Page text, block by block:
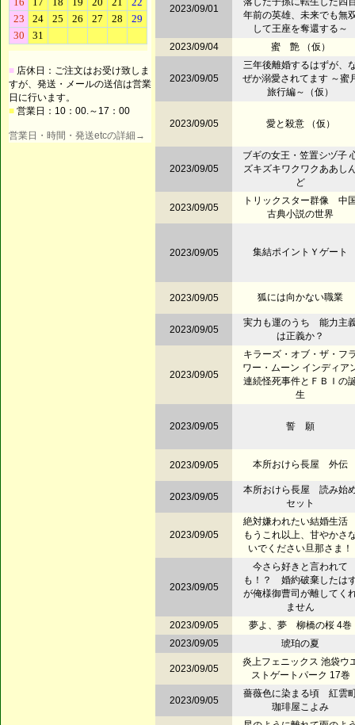
■ 店休日：ご注文はお受け致しま
すが、発送・メールの送信は営業
日に行います。
■ 営業日：10：00.～17：00
営業日・時間・発送etcの詳細→
2023/09/01
年前の英雄、未来でも無
して王座を奪還する～
2023/09/04
蜜 艶 （仮）
2023/09/05
三年後離婚するはずが、
ぜか溺愛されてます ～蜜
旅行編～（仮）
2023/09/05 愛と殺意 （仮）
2023/09/05
ブギの女王・笠置シヅ子
ズキズキワクワクああし
ど
2023/09/05
トリックスター群像 中
古典小説の世界
2023/09/05 集結ポイントＹゲート
2023/09/05 狐には向かない職業
2023/09/05
実力も運のうち 能力主
は正義か？
2023/09/05
キラーズ・オブ・ザ・フ
ワー・ムーン インディア
連続怪死事件とＦＢＩの
生
2023/09/05 誓 願
2023/09/05 本所おけら長屋 外伝
2023/09/05
本所おけら長屋 読み始
セット
2023/09/05
絶対嫌われたい結婚生
もうこれ以上、甘やかさ
いでください旦那さま！
2023/09/05
今さら好きと言われて
も！？ 婚約破棄したは
が俺様御曹司が離してく
ません
2023/09/05
夢よ、夢 柳橋の桜 4巻
2023/09/05
琥珀の夏
2023/09/05
炎上フェニックス 池袋ウ
ストゲートパーク 17巻
2023/09/05
薔薇色に染まる頃 紅雲
珈琲屋こよみ